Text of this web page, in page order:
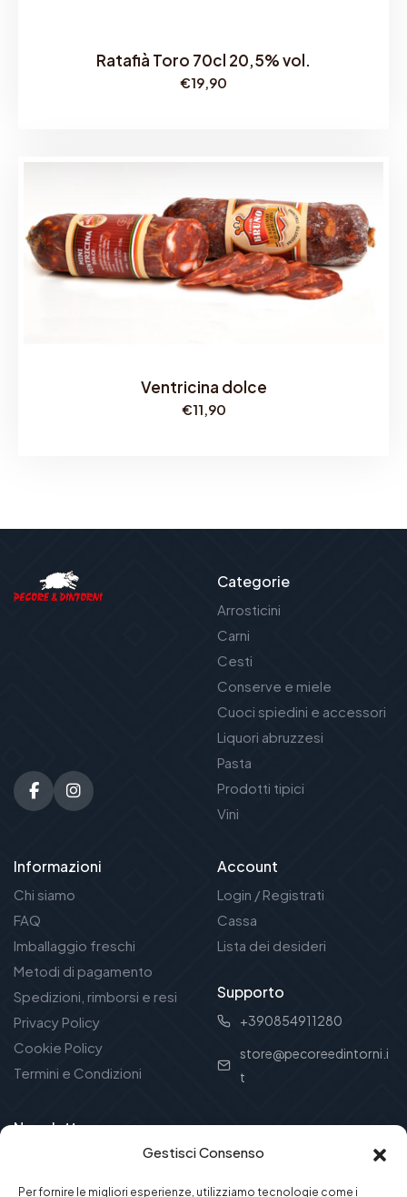
Gestisci Consenso
Per fornire le migliori esperienze, utilizziamo tecnologie come i
Ratafià Toro 70cl 20,5% vol.
€19,90
Ventricina dolce
€11,90
Categorie
Arrosticini
Carni
Cesti
Conserve e miele
Cuoci spiedini e accessori
Liquori abruzzesi
Pasta
Prodotti tipici
Vini
Informazioni
Chi siamo
FAQ
Imballaggio freschi
Metodi di pagamento
Spedizioni, rimborsi e resi
Privacy Policy
Cookie Policy
Termini e Condizioni
Account
Login / Registrati
Cassa
Lista dei desideri
Supporto
+390854911280
store@pecoreedintorni.i
t
Newsletter
Ricevi offerte e novità dal mondo della tradizione